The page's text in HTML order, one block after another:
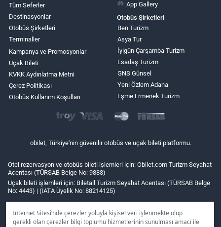
İnternet Sitesi’nde çerezler yoluyla kişisel veri işlenmekte olup
gerekli olan çerezler bilgi toplumu hizmetlerinin sunulması amacı ile
Tüm Seferler
Destinasyonlar
Otobüs Şirketleri
Terminaller
Kampanya ve Promosyonlar
Uçak Bileti
KVKK Aydınlatma Metni
Çerez Politikası
Otobüs Kullanım Koşulları
App Gallery
Otobüs Şirketleri
Ben Turizm
Asya Tur
İyigün Çarşamba Turizm
Esadaş Turizm
GNS Günsel
Yeni Özlem Adana
Eşme Ermenek Turizm
obilet, Türkiye'nin güvenilir otobüs ve uçak bileti platformu.
Otel rezervasyon ve otobüs bileti işlemleri için: Obilet.com Turizm Seyahat
Acentası (TÜRSAB Belge No: 9883)
Uçak bileti işlemleri için: Biletall Turizm Seyahat Acentası (TÜRSAB Belge
No: 4443) | (IATA Üyelik No: 88214125)